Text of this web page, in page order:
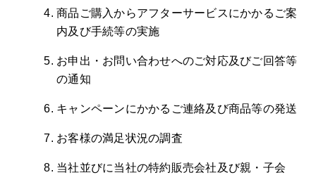
Light Duty
集配サービス用「Alumi
Van」
Light Duty
Heavy Duty
かくのうリフト すいちょくリフト
写真コンテスト
お問合せ
商品ご購入からアフターサービスにかかるご案
内及び手続等の実施
お申出・お問い合わせへのご対応及びご回答等
の通知
キャンペーンにかかるご連絡及び商品等の発送
お客様の満足状況の調査
当社並びに当社の特約販売会社及び親・子会